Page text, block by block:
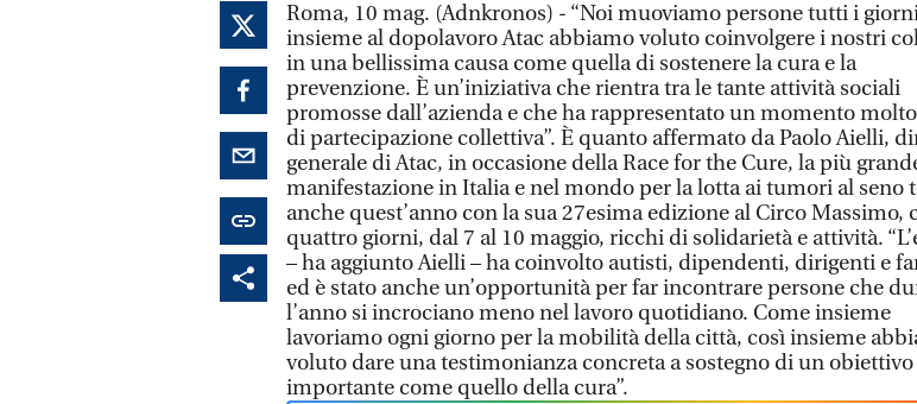
Roma, 10 mag. (Adnkronos) - “Noi muoviamo persone tutti i
insieme al dopolavoro Atac abbiamo voluto coinvolgere i nostri
in una bellissima causa come quella di sostenere la cura e la
prevenzione. È un’iniziativa che rientra tra le tante attività sociali
promosse dall’azienda e che ha rappresentato un momento
di partecipazione collettiva”. È quanto affermato da Paolo Aielli,
generale di Atac, in occasione della Race for the Cure, la più
manifestazione in Italia e nel mondo per la lotta ai tumori al seno
anche quest’anno con la sua 27esima edizione al Circo Massimo,
quattro giorni, dal 7 al 10 maggio, ricchi di solidarietà e attività.
– ha aggiunto Aielli – ha coinvolto autisti, dipendenti, dirigenti e
ed è stato anche un’opportunità per far incontrare persone che
l’anno si incrociano meno nel lavoro quotidiano. Come insieme
lavoriamo ogni giorno per la mobilità della città, così insieme
voluto dare una testimonianza concreta a sostegno di un obiettivo
importante come quello della cura”.